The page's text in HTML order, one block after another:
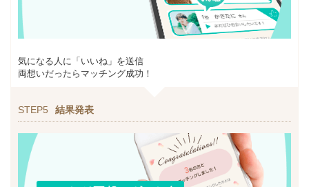
気になる人に「いいね」を送信
両想いだったらマッチング成功！
STEP5 結果発表